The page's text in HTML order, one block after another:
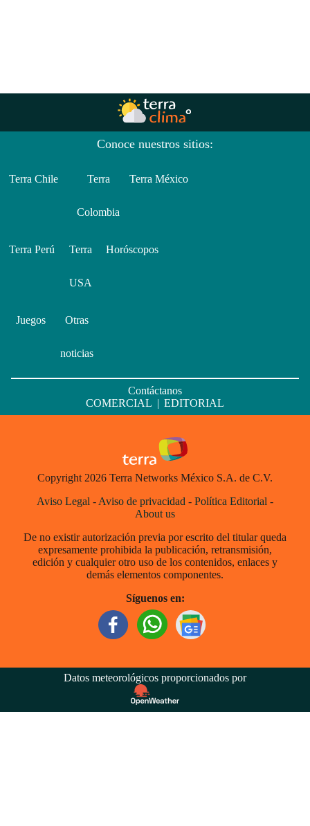
Conoce nuestros sitios:
Terra Chile Terra
Colombia
Terra México
Terra Perú Terra
USA
Horóscopos
Juegos Otras
noticias
Contáctanos
COMERCIAL | EDITORIAL
Copyright 2026 Terra Networks México S.A. de C.V.
Aviso Legal - Aviso de privacidad - Política Editorial -
About us
De no existir autorización previa por escrito del titular queda
expresamente prohibida la publicación, retransmisión,
edición y cualquier otro uso de los contenidos, enlaces y
demás elementos componentes.
Síguenos en:
Datos meteorológicos proporcionados por